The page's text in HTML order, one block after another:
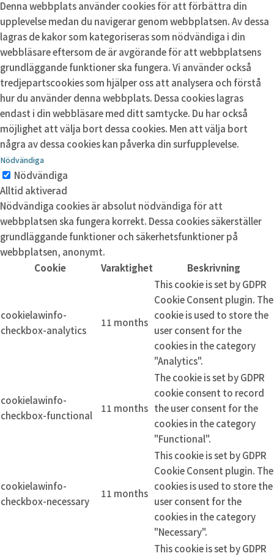
Denna webbplats använder cookies för att förbättra din
upplevelse medan du navigerar genom webbplatsen. Av dessa
lagras de kakor som kategoriseras som nödvändiga i din
webbläsare eftersom de är avgörande för att webbplatsens
grundläggande funktioner ska fungera. Vi använder också
tredjepartscookies som hjälper oss att analysera och förstå
hur du använder denna webbplats. Dessa cookies lagras
endast i din webbläsare med ditt samtycke. Du har också
möjlighet att välja bort dessa cookies. Men att välja bort
några av dessa cookies kan påverka din surfupplevelse.
Nödvändiga
Nödvändiga
Alltid aktiverad
Nödvändiga cookies är absolut nödvändiga för att
webbplatsen ska fungera korrekt. Dessa cookies säkerställer
grundläggande funktioner och säkerhetsfunktioner på
webbplatsen, anonymt.
Cookie
Varaktighet Beskrivning
cookielawinfo-
checkbox-analytics
11 months
This cookie is set by GDPR
Cookie Consent plugin. The
cookie is used to store the
user consent for the
cookies in the category
"Analytics".
cookielawinfo-
checkbox-functional
11 months
The cookie is set by GDPR
cookie consent to record
the user consent for the
cookies in the category
"Functional".
cookielawinfo-
checkbox-necessary
11 months
This cookie is set by GDPR
Cookie Consent plugin. The
cookies is used to store the
user consent for the
cookies in the category
"Necessary".
This cookie is set by GDPR